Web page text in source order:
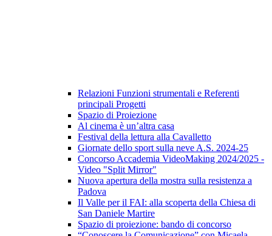
Relazioni Funzioni strumentali e Referenti
principali Progetti
Spazio di Proiezione
Al cinema è un’altra casa
Festival della lettura alla Cavalletto
Giornate dello sport sulla neve A.S. 2024-25
Concorso Accademia VideoMaking 2024/2025 -
Video "Split Mirror"
Nuova apertura della mostra sulla resistenza a
Padova
Il Valle per il FAI: alla scoperta della Chiesa di
San Daniele Martire
Spazio di proiezione: bando di concorso